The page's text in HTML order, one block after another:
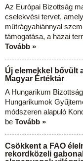
Az Európai Bizottság
cselekvési tervet,
műtrágyahiánnyal
támogatása, a hazai
Tovább »
Új elemekkel bővült
Magyar Értéktár
A Hungarikum
Hungarikumok
módszeren alapuló
be Tovább »
Csökkent a FAO
rekordközeli